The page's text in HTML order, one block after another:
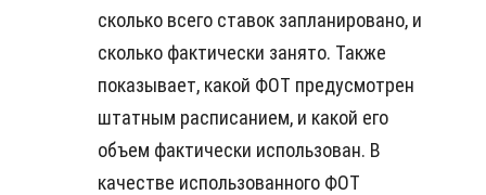
сколько всего ставок запланировано, и
сколько фактически занято. Также
показывает, какой ФОТ предусмотрен
штатным расписанием, и какой его
объем фактически использован. В
качестве использованного ФОТ